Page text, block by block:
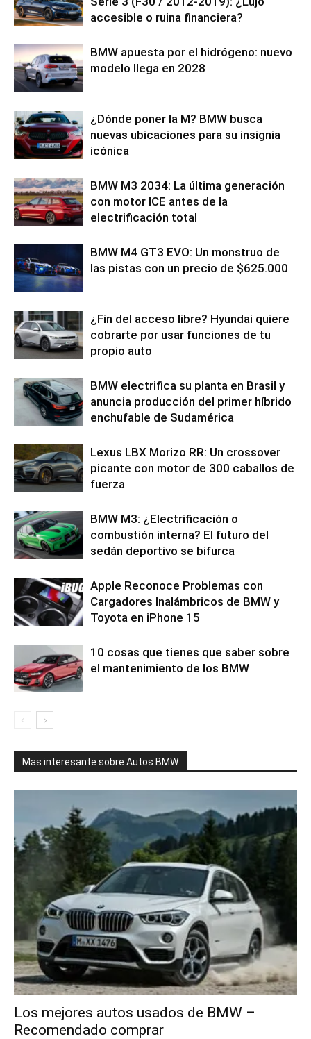
accesible o ruina financiera?
BMW apuesta por el hidrógeno: nuevo
modelo llega en 2028
¿Dónde poner la M? BMW busca
nuevas ubicaciones para su insignia
icónica
BMW M3 2034: La última generación
con motor ICE antes de la
electrificación total
BMW M4 GT3 EVO: Un monstruo de
las pistas con un precio de $625.000
¿Fin del acceso libre? Hyundai quiere
cobrarte por usar funciones de tu
propio auto
BMW electrifica su planta en Brasil y
anuncia producción del primer híbrido
enchufable de Sudamérica
Lexus LBX Morizo ​​RR: Un crossover
picante con motor de 300 caballos de
fuerza
BMW M3: ¿Electrificación o
combustión interna? El futuro del
sedán deportivo se bifurca
Apple Reconoce Problemas con
Cargadores Inalámbricos de BMW y
Toyota en iPhone 15
10 cosas que tienes que saber sobre
el mantenimiento de los BMW
Mas interesante sobre Autos BMW
Los mejores autos usados de BMW –
Recomendado comprar